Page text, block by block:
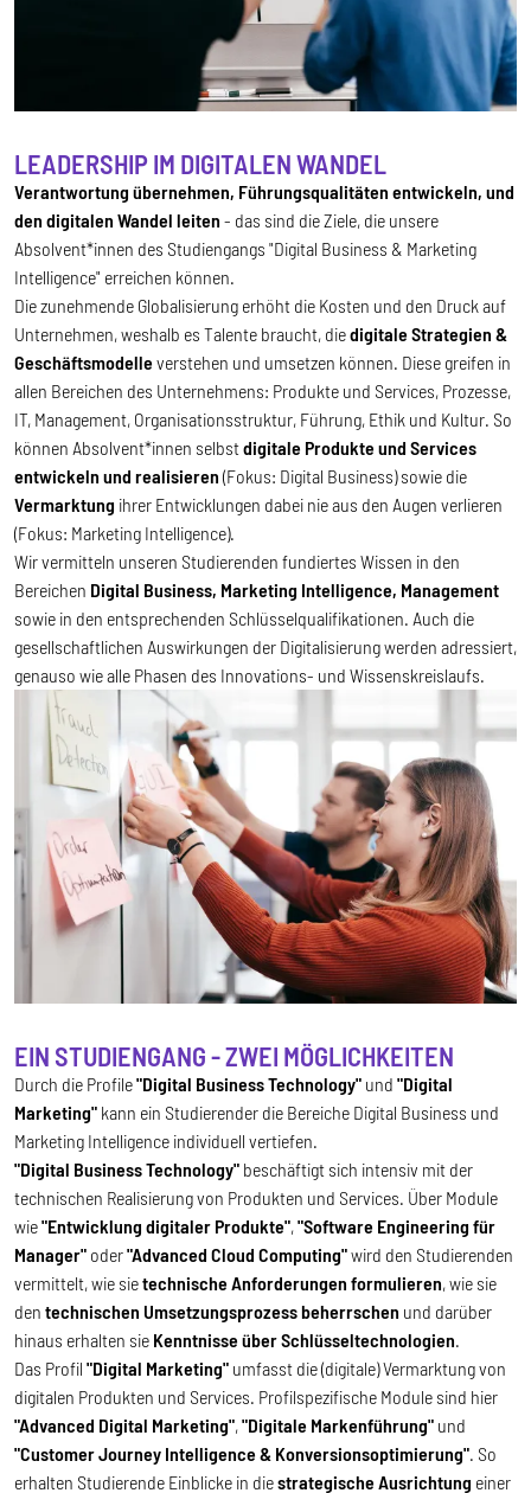
LEADERSHIP IM DIGITALEN WANDEL
Verantwortung übernehmen, Führungsqualitäten entwickeln, und
den digitalen Wandel leiten - das sind die Ziele, die unsere
Absolvent*innen des Studiengangs "Digital Business & Marketing
Intelligence" erreichen können.
Die zunehmende Globalisierung erhöht die Kosten und den Druck auf
Unternehmen, weshalb es Talente braucht, diedigitale Strategien &
Geschäftsmodelleverstehen und umsetzen können. Diese greifen in
allen Bereichen des Unternehmens: Produkte und Services, Prozesse,
IT, Management, Organisationsstruktur, Führung, Ethik und Kultur. So
können Absolvent*innen selbstdigitale Produkte und Services
entwickeln und realisieren (Fokus: Digital Business) sowie die
Vermarktung ihrer Entwicklungen dabei nie aus den Augen verlieren
(Fokus: Marketing Intelligence).
Wir vermitteln unseren Studierenden fundiertes Wissen in den
Bereichen Digital Business, Marketing Intelligence, Management
sowie in den entsprechenden Schlüsselqualifikationen. Auch die
gesellschaftlichen Auswirkungen der Digitalisierung werden adressiert,
genauso wie alle Phasen des Innovations- und Wissenskreislaufs.
EIN STUDIENGANG - ZWEI MÖGLICHKEITEN
Durch die Profile"Digital Business Technology" und "Digital
Marketing" kann ein Studierender die Bereiche Digital Business und
Marketing Intelligence individuell vertiefen.
"Digital Business Technology" beschäftigt sich intensiv mit der
technischen Realisierung von Produkten und Services. Über Module
wie"Entwicklung digitaler Produkte","Software Engineering für
Manager" oder"Advanced Cloud Computing"wird den Studierenden
vermittelt, wie sietechnische Anforderungen formulieren, wie sie
den technischen Umsetzungsprozess beherrschen und darüber
hinaus erhalten sie Kenntnisse über Schlüsseltechnologien
Das Profil "Digital Marketing" umfasst die (digitale) Vermarktung von
digitalen Produkten und Services. Profilspezifische Module sind hier
"Advanced Digital Marketing","Digitale Markenführung" und
"Customer Journey Intelligence & Konversionsoptimierung" . So
erhalten Studierende Einblicke in diestrategische Ausrichtung einer